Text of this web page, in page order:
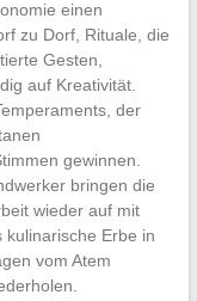
einen
zu Dorf, Rituale, die
Gesten,
auf Kreativität.
der
gewinnen.
bringen die
wieder auf mit
Erbe in
vom Atem